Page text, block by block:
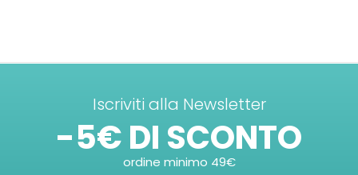
Iscriviti alla Newsletter
-5€ DI SCONTO
ordine minimo 49€